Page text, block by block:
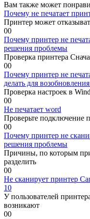
Вам также может
Почему не печатает
Принтер может
00
Почему принтер не
решения проблемы
Проверка принтера
00
Почему принтер не
делать для
Проверка настроек в
00
Не печатает word
Проверьте подключение
00
Почему принтер не
решения проблемы
Причины, по которым
разделить
00
Не сканирует принтер
10
У пользователей
возникают
00